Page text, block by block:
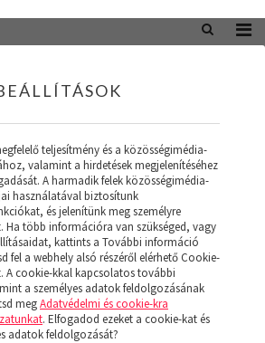
+36 20 402 5098
KÉSZLETÜNK
teljesítmény és a közösségimédia-
valamint a hirdetések megjelenítéséhez
A harmadik felek közösségimédia-
használatával biztosítunk
és jelenítünk meg személyre
Ha több információra van szükséged, vagy
kattints a További információ
fel a webhely alsó részéről elérhető Cookie-
A cookie-kkal kapcsolatos további
a személyes adatok feldolgozásának
megAdatvédelmi és cookie-kra
. Elfogadod ezeket a cookie-kat és
adatok feldolgozását?